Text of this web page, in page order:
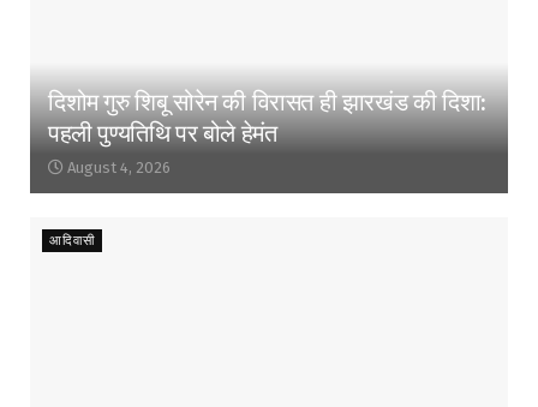
दिशोम गुरु शिबू सोरेन की विरासत ही झारखंड की दिशा:
पहली पुण्यतिथि पर बोले हेमंत
August 4, 2026
आदिवासी